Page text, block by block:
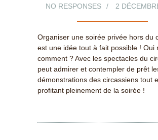
NO RESPONSES
2
Organiser une soirée privée hors du
est une idée tout à fait possible ! Oui
comment ? Avec les spectacles du
peut admirer et contempler de prêt
démonstrations des circassiens tout
profitant pleinement de la soirée !